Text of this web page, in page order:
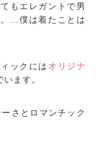
もエレガントで男
…僕は着たことは
ックには オリジナ
ます。
さとロマンチック